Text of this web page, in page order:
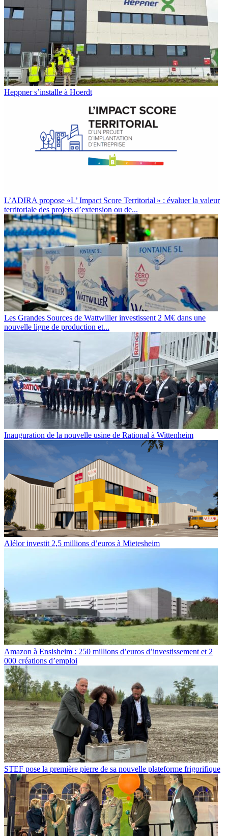
Heppner s’installe à Hoerdt
L’ADIRA propose «L’ Impact Score Territorial » : évaluer la valeur
territoriale des projets d’extension ou de...
Les Grandes Sources de Wattwiller investissent 2 M€ dans une
nouvelle ligne de production et...
Inauguration de la nouvelle usine de Rational à Wittenheim
Alélor investit 2,5 millions d’euros à Mietesheim
Amazon à Ensisheim : 250 millions d’euros d’investissement et 2
000 créations d’emploi
STEF pose la première pierre de sa nouvelle plateforme frigorifique